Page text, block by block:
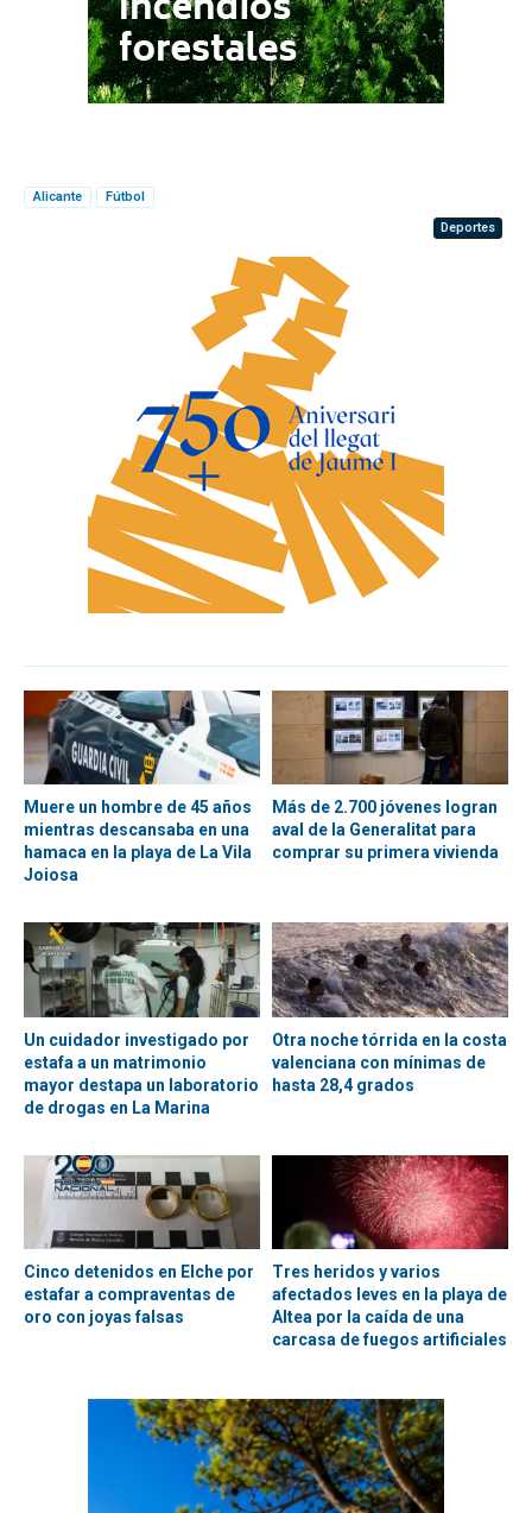
Alicante
Fútbol
Deportes
Muere un hombre de 45 años
mientras descansaba en una
hamaca en la playa de La Vila
Joiosa
Más de 2.700 jóvenes logran
aval de la Generalitat para
comprar su primera vivienda
Un cuidador investigado por
estafa a un matrimonio
mayor destapa un laboratorio
de drogas en La Marina
Otra noche tórrida en la costa
valenciana con mínimas de
hasta 28,4 grados
Cinco detenidos en Elche por
estafar a compraventas de
oro con joyas falsas
Tres heridos y varios
afectados leves en la playa de
Altea por la caída de una
carcasa de fuegos artificiales